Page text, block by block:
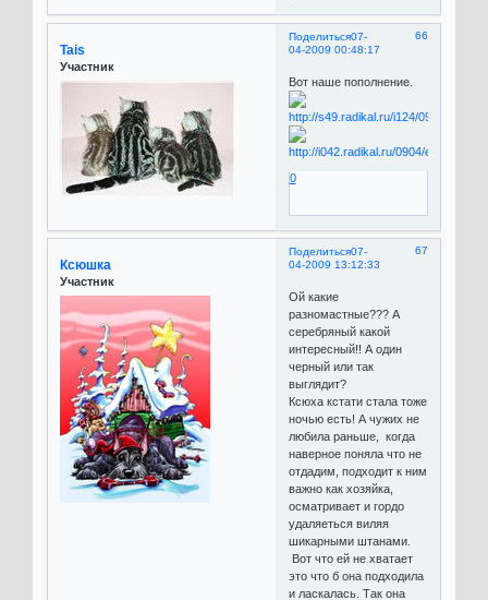
Поделиться 66
07-
04-2009 00:48:17
Tais
Участник
Вот наше пополнение.
0
Поделиться 67
07-
04-2009 13:12:33
Ксюшка
Участник
Ой какие
разномастные??? А
серебряный какой
интересный!! А один
черный или так
выглядит?
Ксюха кстати стала тоже
ночью есть! А чужих не
любила раньше, когда
наверное поняла что не
отдадим, подходит к ним
важно как хозяйка,
осматривает и гордо
удаляеться виляя
шикарными штанами.
Вот что ей не хватает
это что б она подходила
и ласкалась. Так она